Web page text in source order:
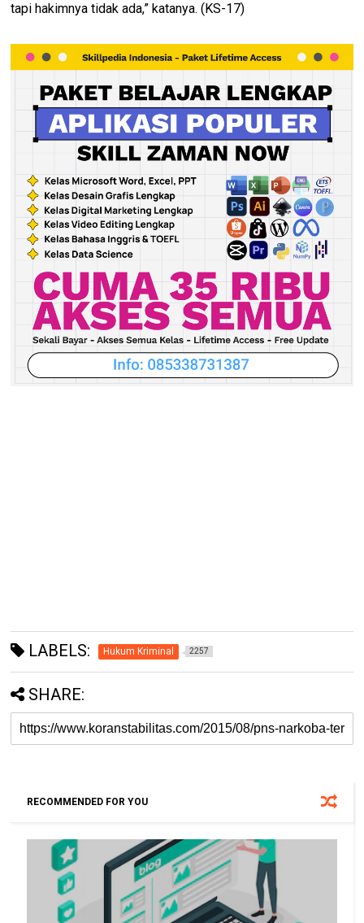
tapi hakimnya tidak ada,” katanya. (KS-17)
LABELS: Hukum Kriminal 2257
SHARE:
RECOMMENDED FOR YOU